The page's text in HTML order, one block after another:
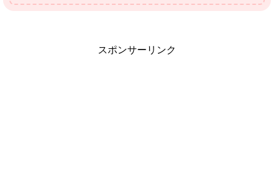
スポンサーリンク